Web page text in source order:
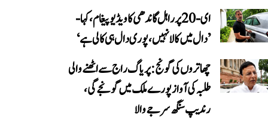
ای-20 پر راہل گاندھی کا ویڈیو پیغام، کہا-
’دال میں کالا نہیں، پوری دال ہی کالی ہے‘
چھاتروں کی گونج: پریاگ راج سے اٹھنے والی
طلبہ کی آواز پورے ملک میں گونجے گی،
رندیپ سنگھ سرجے والا